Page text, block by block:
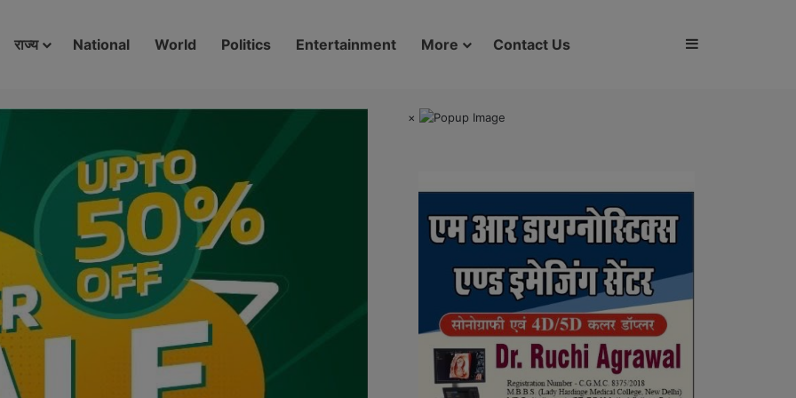
राज्य National World Politics Entertainment More Contact Us Sidebar
×